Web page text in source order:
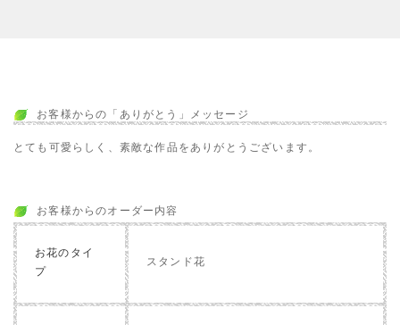
お客様からの「ありがとう」メッセージ
とても可愛らしく、素敵な作品をありがとうございます。
お客様からのオーダー内容
お花のタイ
プ
スタンド花